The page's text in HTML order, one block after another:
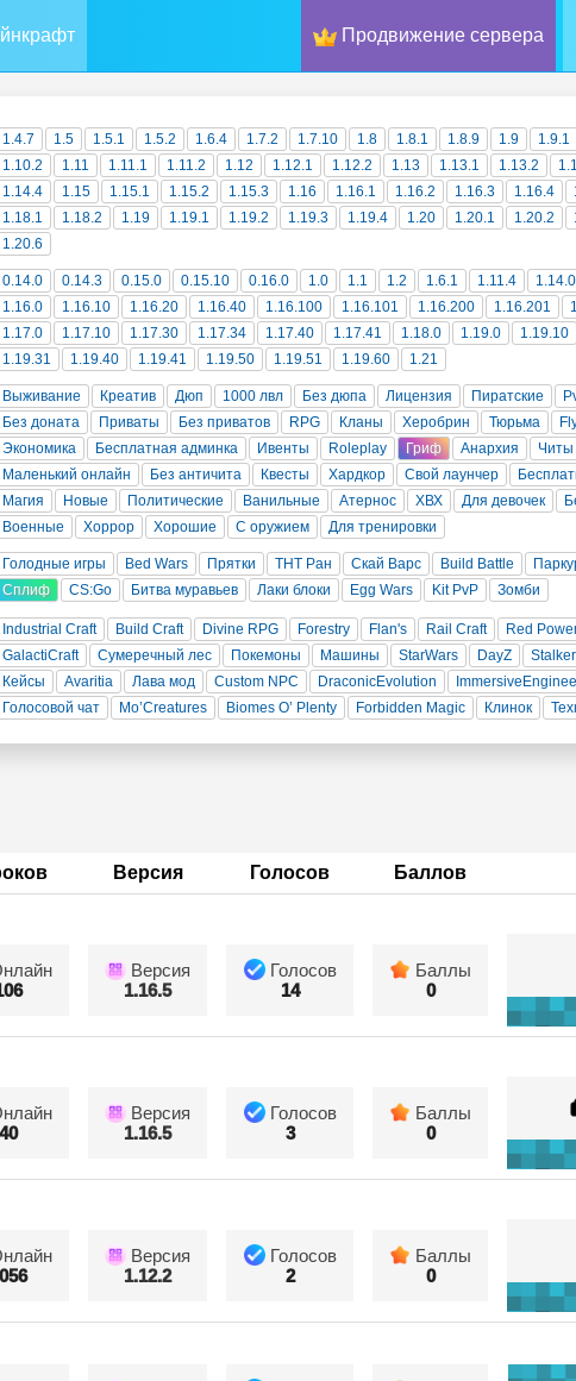
Продвижение сервера
1.4.7 1.5 1.5.1 1.5.2 1.6.4 1.7.2 1.7.10 1.8 1.8.1 1.8.9 1.9 1.9.1
1.10.2
1.11 1.11.1 1.11.2 1.12 1.12.1 1.12.2 1.13 1.13.1 1.13.2
1.14.4
1.15 1.15.1 1.15.2 1.15.3 1.16 1.16.1 1.16.2 1.16.3 1.16.4
1.18.1
1.18.2 1.19 1.19.1 1.19.2 1.19.3 1.19.4 1.20 1.20.1 1.20.2
1.20.6
0.14.0 0.14.3 0.15.0 0.15.10 0.16.0 1.0 1.1 1.2 1.6.1 1.11.4 1.14.0
1.16.0
1.16.10 1.16.20 1.16.40 1.16.100 1.16.101 1.16.200 1.16.201
1.17.0
1.17.10 1.17.30 1.17.34 1.17.40 1.17.41 1.18.0 1.19.0 1.19.10
1.19.31
1.19.40 1.19.41 1.19.50 1.19.51 1.19.60 1.21
Выживание Креатив Дюп 1000 лвл Без дюпа Лицензия Пиратские
Без доната
Приваты Без приватов RPG Кланы Херобрин Тюрьма
Экономика
Бесплатная админка Ивенты Roleplay Гриф Анархия Читы
Маленький онлайн
Без античита Квесты Хардкор Свой лаунчер
Магия
Новые Политические Ванильные Атернос ХВХ Для девочек
Военные
Хоррор Хорошие С оружием Для тренировки
Голодные игры Bed Wars Прятки ТНТ Ран Скай Варс Build Battle
Сплиф
CS:Go Битва муравьев Лаки блоки Egg Wars Kit PvP Зомби
Industrial Craft Build Craft Divine RPG Forestry Flan's Rail Craft Red
GalactiCraft
Сумеречный лес Покемоны Машины StarWars DayZ Stalker
Кейсы
Avaritia Лава мод Custom NPC DraconicEvolution
Голосовой чат
Mo’Creatures Biomes O’ Plenty Forbidden Magic Клинок
Версия Голосов Баллов
Версия
1.16.5
Голосов
14
Баллы
0
40
Версия
1.16.5
Голосов
3
Баллы
0
Версия
1.12.2
Голосов
2
Баллы
0